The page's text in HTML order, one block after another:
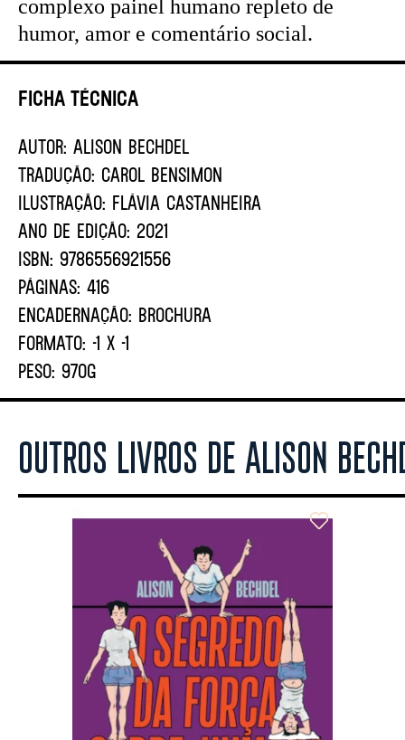
Ficha Técnica
AUTOR: ALISON BECHDEL
TRADUÇÃO: CAROL BENSIMON
ILUSTRAÇÃO: FLÁVIA CASTANHEIRA
ANO DE EDIÇÃO: 2021
ISBN: 9786556921556
PÁGINAS: 416
ENCADERNAÇÃO: BROCHURA
FORMATO: -1 X -1
PESO: 970G
complexo painel humano repleto de
humor, amor e comentário social.
OUTROS LIVROS DE ALISON